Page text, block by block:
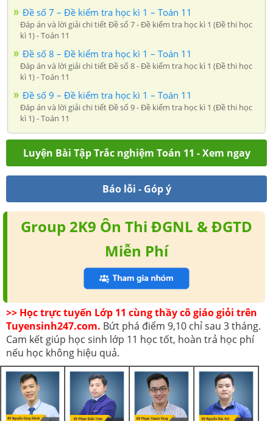
Đề số 7 – Đề kiểm tra học kì 1 – Toán 11
Đáp án và lời giải chi tiết Đề số 7 - Đề kiểm tra học kì 1 (Đề thi học
kì 1) - Toán 11
Đề số 8 – Đề kiểm tra học kì 1 – Toán 11
Đáp án và lời giải chi tiết Đề số 8 - Đề kiểm tra học kì 1 (Đề thi học
kì 1) - Toán 11
Đề số 9 – Đề kiểm tra học kì 1 – Toán 11
Đáp án và lời giải chi tiết Đề số 9 - Đề kiểm tra học kì 1 (Đề thi học
kì 1) - Toán 11
Luyện Bài Tập Trắc nghiệm Toán 11 - Xem ngay
Báo lỗi - Góp ý
Group 2K9 Ôn Thi ĐGNL & ĐGTD
Miễn Phí
>> Học trực tuyến Lớp 11 cùng thầy cô giáo giỏi trên
Tuyensinh247.com. Bứt phá điểm 9,10 chỉ sau 3 tháng.
Cam kết giúp học sinh lớp 11 học tốt, hoàn trả học phí
nếu học không hiệu quả.